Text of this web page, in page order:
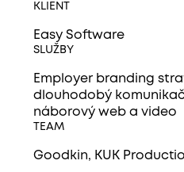
KLIENT
Easy Software
SLUŽBY
Employer branding
dlouhodobý
náborový web a video
TEAM
Goodkin, KUK